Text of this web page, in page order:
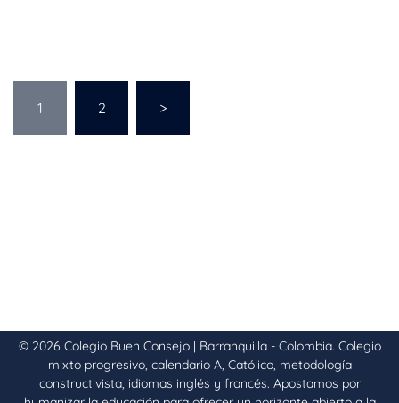
1 2 >
© 2026 Colegio Buen Consejo | Barranquilla - Colombia. Colegio
mixto progresivo, calendario A, Católico, metodología
constructivista, idiomas inglés y francés. Apostamos por